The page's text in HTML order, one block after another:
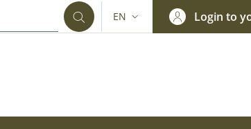
LANGUAGE SWITCHER:
EN Login to